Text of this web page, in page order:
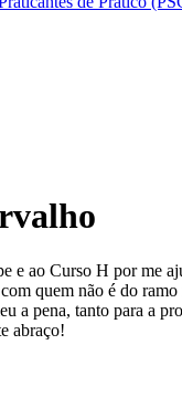
e ao Curso H por me
quem não é do
a pena, tanto para a
abraço!